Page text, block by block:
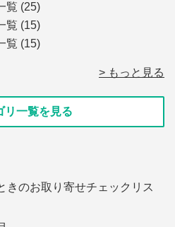
覧 (25)
覧 (15)
覧 (15)
> もっと見る
リ一覧を見る
きのお取り寄せチェックリス